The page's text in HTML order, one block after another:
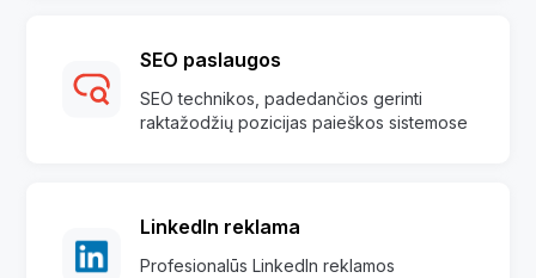
SEO paslaugos
SEO technikos, padedančios gerinti
raktažodžių pozicijas paieškos sistemose
LinkedIn reklama
Profesionalūs LinkedIn reklamos